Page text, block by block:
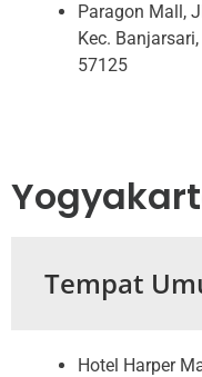
Paragon Mall,
Kec.
57125
Tempat
Hotel Harper